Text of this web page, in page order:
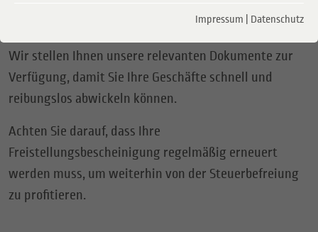
Impressum Datenschutz
Gültigkeit der Bescheinigung
Wir stellen Ihnen unsere relevanten Dokumente zur
Verfügung, damit Sie Ihre Geschäfte schnell und
reibungslos abwickeln können.
Achten Sie darauf, dass Ihre
Freistellungsbescheinigung regelmäßig erneuert
werden muss, um weiterhin von der Steuerbefreiung
zu profitieren.